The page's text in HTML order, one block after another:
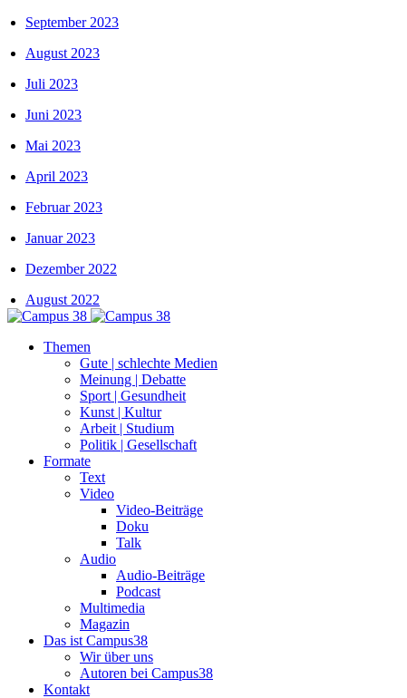
September 2023
August 2023
Juli 2023
Juni 2023
Mai 2023
April 2023
Februar 2023
Januar 2023
Dezember 2022
August 2022
Themen
Gute | schlechte Medien
Meinung | Debatte
Sport | Gesundheit
Kunst | Kultur
Arbeit | Studium
Politik | Gesellschaft
Formate
Text
Video
Video-Beiträge
Doku
Talk
Audio
Audio-Beiträge
Podcast
Multimedia
Magazin
Das ist Campus38
Wir über uns
Autoren bei Campus38
Kontakt